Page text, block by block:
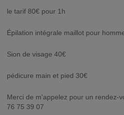
le tarif 80€ pour 1h
Épilation intégrale maillot pour
Sion de visage 40€
pédicure main et pied 30€
Merci de m'appelez pour un rendez-
76 75 39 07